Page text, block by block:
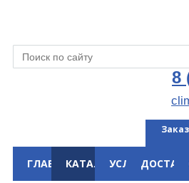
8
ГЛАВНАЯКАТАЛОГУСЛУГИ